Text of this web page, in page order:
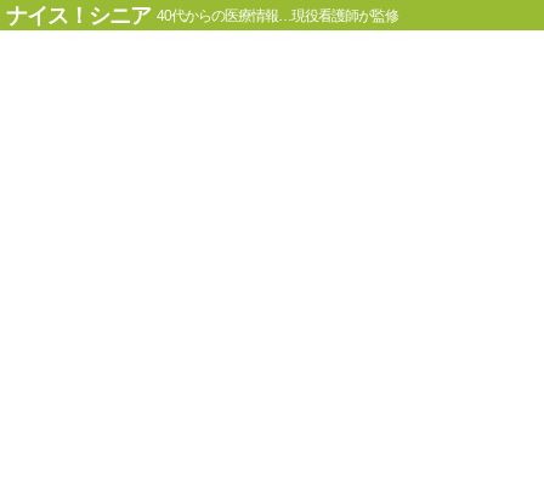
ナイス！シニア 40代からの医療情報…現役看護師が監修